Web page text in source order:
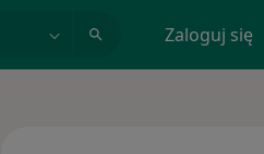
Zaloguj się